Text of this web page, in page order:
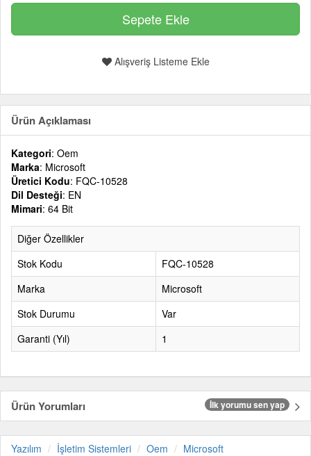
Alışveriş Listeme Ekle
Ürün Açıklaması
Kategori: Oem
Marka: Microsoft
Üretici Kodu: FQC-10528
Dil Desteği: EN
Mimari: 64 Bit
Diğer Özellikler
Stok Kodu
FQC-10528
Marka
Microsoft
Stok Durumu
Var
Garanti (Yıl)
1
Ürün Yorumları İlk yorumu sen yap
Yazılım İşletim Sistemleri Oem Microsoft